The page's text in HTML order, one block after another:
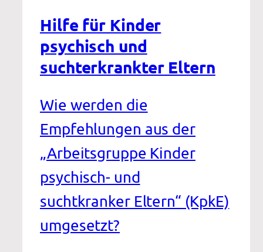
Hilfe für Kinder
psychisch und
suchterkrankter Eltern
Wie werden die
Empfehlungen aus der
„Arbeitsgruppe Kinder
psychisch- und
suchtkranker Eltern“ (KpkE)
umgesetzt?